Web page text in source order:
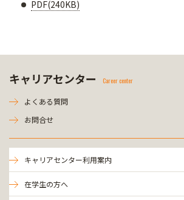
PDF(240KB)
キャリアセンター Career center
よくある質問
お問合せ
キャリアセンター利用案内
在学生の方へ